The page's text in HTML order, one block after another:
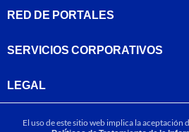
RED DE PORTALES
SERVICIOS CORPORATIVOS
LEGAL
El uso de este sitio web implica la aceptación